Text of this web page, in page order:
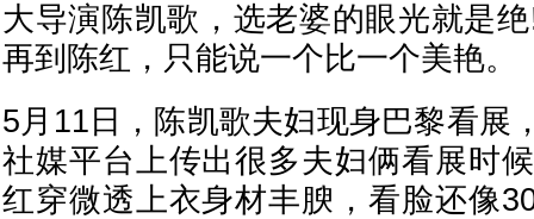
大导演陈凯歌，选老婆的眼光就是
再到陈红，只能说一个比一个美艳。
5月11日，陈凯歌夫妇现身巴黎看展
社媒平台上传出很多夫妇俩看展时
红穿微透上衣身材丰腴，看脸还像